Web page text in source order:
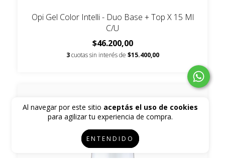
Al navegar por este sitio aceptás el uso de cookies
para agilizar tu experiencia de compra.
ENTENDIDO
Opi Gel Color Intelli - Duo Base + Top X 15 Ml
C/U
$46.200,00
3 cuotas sin interés de $15.400,00